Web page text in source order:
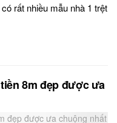
rất nhiều mẫu nhà 1 trệt
8m đẹp được ưa